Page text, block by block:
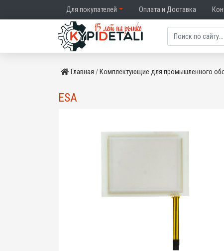
Для покупателей Оплата и Доставка
Главная Комплектующие для промышленного
ESA